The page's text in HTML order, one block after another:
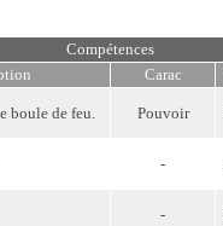
Compétences
Carac
boule de feu. Pouvoir
-
-